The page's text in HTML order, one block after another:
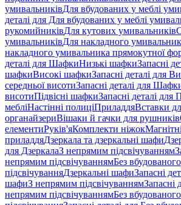
умивальниківДля вбудованих у меблі
деталі для Для вбудованих у меблі
рукомийниківДля кутових умивальників
умивальниківДля накладного
накладного умивальника прямокутної
деталі для ШафкиНизькі шафкиЗапасні
шафкиВисокі шафкиЗапасні деталі для
середньої висотиЗапасні деталі для
висотиПідвісні шафкиЗапасні деталі для
мебліНастінні полиціПриладдяВставки
органайзериВішаки й гачки для рушників
елементиРуків'яКомплекти ніжок
приладдяДзеркала та дзеркальні шафи
для ДзеркалаЗ непрямим підсвічуванням
непрямим підсвічуваннямБез вбудованого
підсвічуванняДзеркальні шафиЗапасні
шафиЗ непрямим підсвічуваннямЗапасні
непрямим підсвічуваннямБез вбудованого